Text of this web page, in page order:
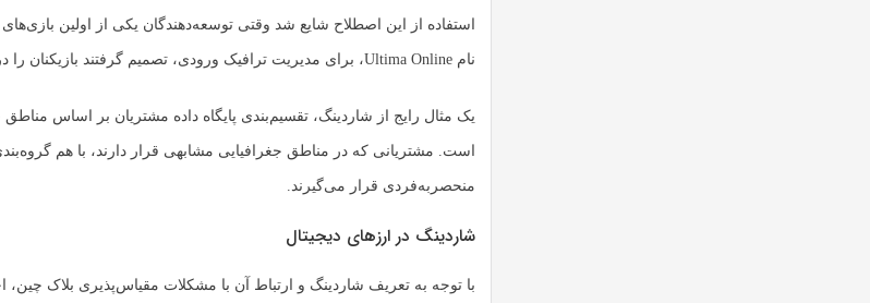
استفاده از این اصطلاح شایع شد وقتی توسعه‌دهندگان یکی از اولین
نام Ultima Online، برای مدیریت ترافیک ورودی، تصمیم گرفتند بازیکنان را در سرورهای مختلفی قرار دهند.
یک مثال رایج از شاردینگ، تقسیم‌بندی پایگاه داده مشتریان بر اساس
است. مشتریانی که در مناطق جغرافیایی مشابهی قرار دارند، با هم
منحصربه‌فردی قرار می‌گیرند.
شاردینگ در ارزهای دیجیتال
با توجه به تعریف شاردینگ و ارتباط آن با مشکلات مقیاس‌پذیری بلاک چین،